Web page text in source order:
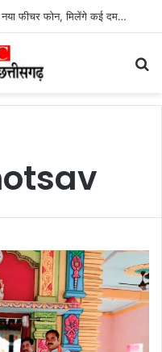
itel Ace 3 Heera : 949 में लांच हुआ नया फीचर फोन, मिलेंगे कई दमदार फीचर्स